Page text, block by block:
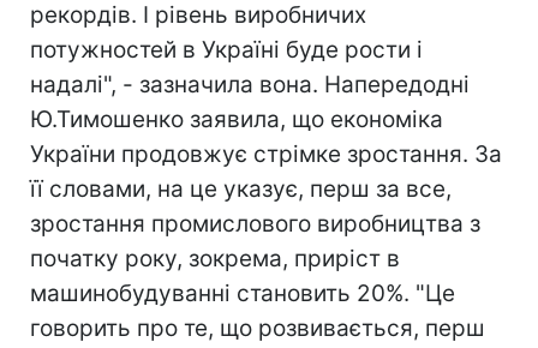
рекордів. І рівень виробничих
потужностей в Україні буде рости і
надалі", - зазначила вона. Напередодні
Ю.Тимошенко заявила, що економіка
України продовжує стрімке зростання. За
її словами, на це указує, перш за все,
зростання промислового виробництва з
початку року, зокрема, приріст в
машинобудуванні становить 20%. "Це
говорить про те, що розвивається, перш